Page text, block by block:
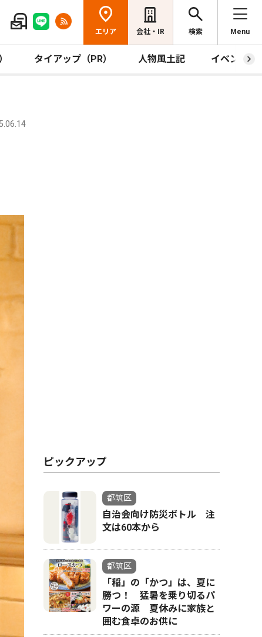
エリア 会社・IR 検索 Menu
タイアップ（PR） 人物風土記 イベント
ピックアップ
都筑区
自治会向け防災ボトル 注
文は60本から
都筑区
「稲」の「かつ」は、夏に
勝つ！ 猛暑を乗り切るパ
ワーの源 夏休みに家族と
囲む食卓のお供に